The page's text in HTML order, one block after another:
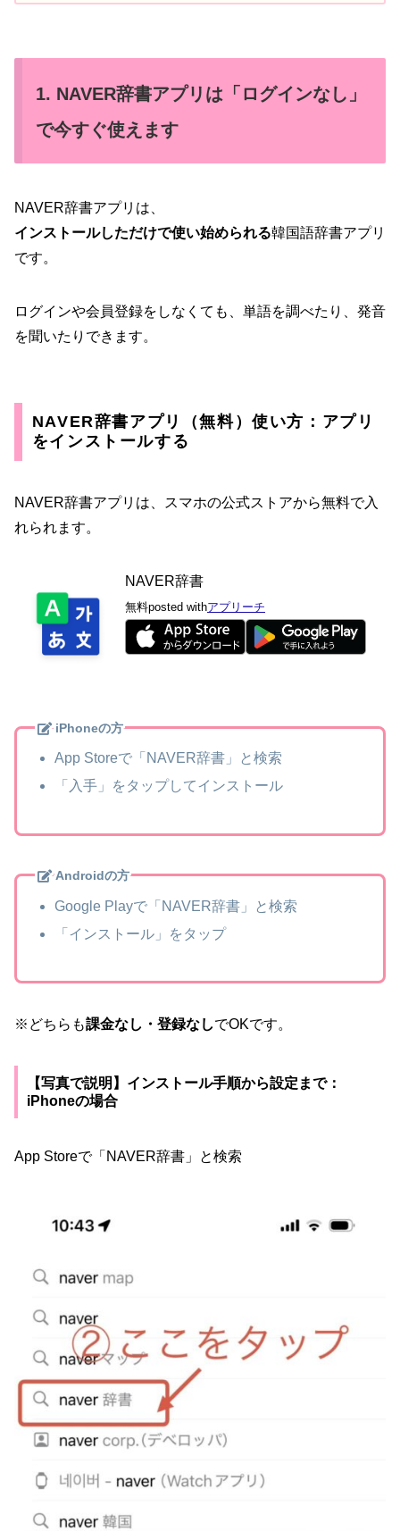
1. NAVER辞書アプリは「ログインなし」
で今すぐ使えます
NAVER辞書アプリは、
インストールしただけで使い始められる韓国語辞書アプリ
です。
ログインや会員登録をしなくても、単語を調べたり、発音
を聞いたりできます。
NAVER辞書アプリ（無料）使い方：アプリ
をインストールする
NAVER辞書アプリは、スマホの公式ストアから無料で入
れられます。
NAVER辞書
無料posted withアプリーチ
iPhoneの方
App Storeで「NAVER辞書」と検索
「入手」をタップしてインストール
Androidの方
Google Playで「NAVER辞書」と検索
「インストール」をタップ
※どちらも課金なし・登録なしでOKです。
【写真で説明】インストール手順から設定まで：
iPhoneの場合
App Storeで「NAVER辞書」と検索